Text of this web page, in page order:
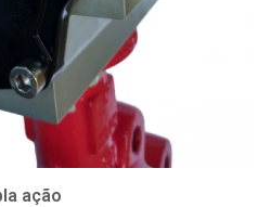
ação